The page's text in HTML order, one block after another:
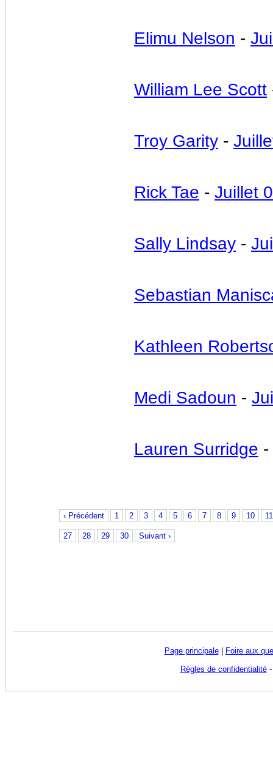
Elimu Nelson -
William Lee Scott
Troy Garity -
Rick Tae - Juillet
Sally Lindsay -
Sebastian
Kathleen
Medi Sadoun -
Lauren Surridge -
‹ Précédent 1 2 3 4 5 6 7 8 9 10 11
27 28 29 30 Suivant ›
Page principale| Foire aux
Règles de confidentialité-